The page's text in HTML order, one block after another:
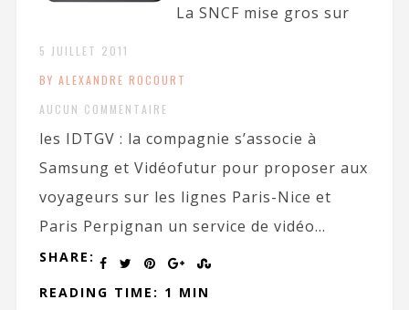
5 JUILLET 2011
BY ALEXANDRE ROCOURT
AUCUN COMMENTAIRE
La SNCF mise gros sur
les IDTGV : la compagnie s’associe à
Samsung et Vidéofutur pour proposer aux
voyageurs sur les lignes Paris-Nice et
Paris Perpignan un service de vidéo...
SHARE:
READING TIME: 1 MIN